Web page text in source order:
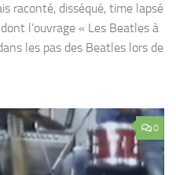
raconté, disséqué, time lapsé
l’ouvrage « Les Beatles à
les pas des Beatles lors de
0